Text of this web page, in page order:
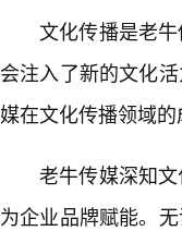
文化传播是老
会注入了新的文化
媒在文化传播领域的
老牛传媒深知
为企业品牌赋能。